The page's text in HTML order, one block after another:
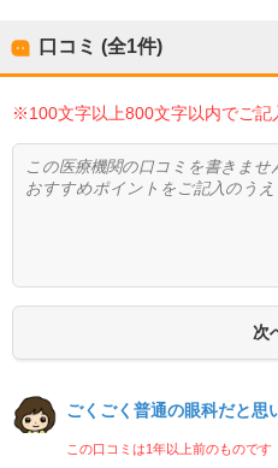
口コミ (全1件)
※100文字以上800文字以内でご記
ごくごく普通の眼科だと思
この口コミは1年以上前のものです